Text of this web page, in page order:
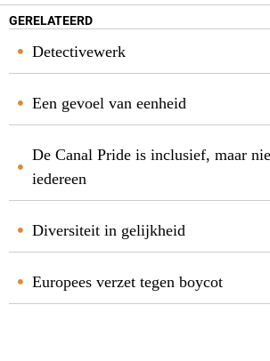
GERELATEERD
Detectivewerk
Een gevoel van eenheid
De Canal Pride is inclusief, maar
iedereen
Diversiteit in gelijkheid
Europees verzet tegen boycot